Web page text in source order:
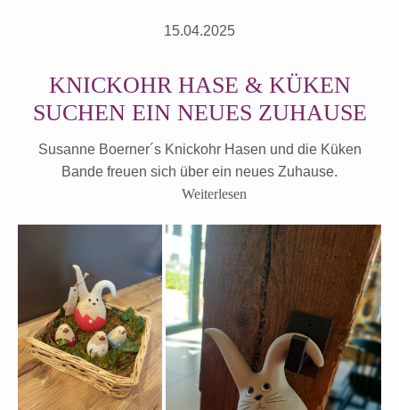
15.04.2025
KNICKOHR HASE & KÜKEN
SUCHEN EIN NEUES ZUHAUSE
Susanne Boerner´s Knickohr Hasen und die Küken
Bande freuen sich über ein neues Zuhause.
Weiterlesen